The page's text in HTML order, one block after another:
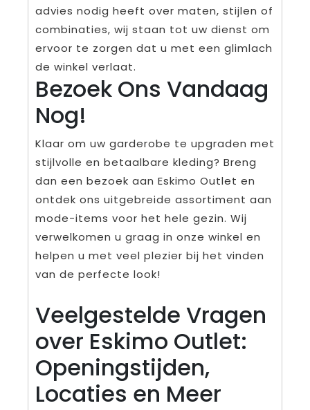
advies nodig heeft over maten, stijlen of
combinaties, wij staan tot uw dienst om
ervoor te zorgen dat u met een glimlach
de winkel verlaat.
Bezoek Ons Vandaag
Nog!
Klaar om uw garderobe te upgraden met
stijlvolle en betaalbare kleding? Breng
dan een bezoek aan Eskimo Outlet en
ontdek ons uitgebreide assortiment aan
mode-items voor het hele gezin. Wij
verwelkomen u graag in onze winkel en
helpen u met veel plezier bij het vinden
van de perfecte look!
Veelgestelde Vragen
over Eskimo Outlet:
Openingstijden,
Locaties en Meer